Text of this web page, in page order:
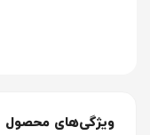
ویژگی‌های محصول